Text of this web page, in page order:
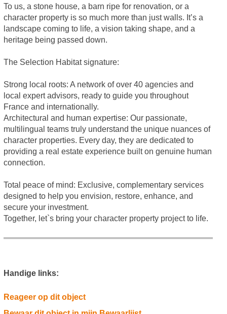
To us, a stone house, a barn ripe for renovation, or a
character property is so much more than just walls. It’s a
landscape coming to life, a vision taking shape, and a
heritage being passed down.
The Selection Habitat signature:
Strong local roots: A network of over 40 agencies and
local expert advisors, ready to guide you throughout
France and internationally.
Architectural and human expertise: Our passionate,
multilingual teams truly understand the unique nuances of
character properties. Every day, they are dedicated to
providing a real estate experience built on genuine human
connection.
Total peace of mind: Exclusive, complementary services
designed to help you envision, restore, enhance, and
secure your investment.
Together, let`s bring your character property project to life.
Handige links:
Reageer op dit object